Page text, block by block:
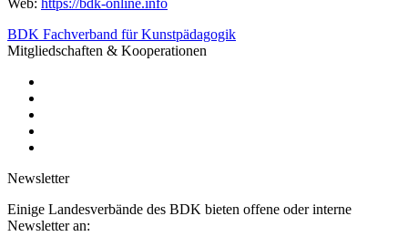
Web: https://bdk-online.info
BDK Fachverband für Kunstpädagogik
Mitgliedschaften & Kooperationen
Newsletter
Einige Landesverbände des BDK bieten offene oder interne
Newsletter an: